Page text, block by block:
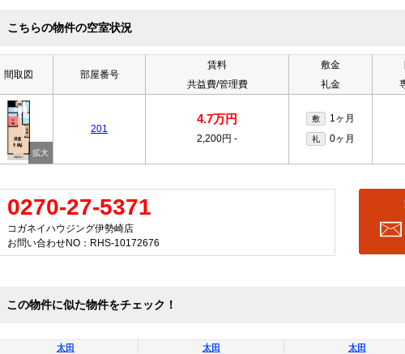
こちらの物件の空室状況
間取図 部屋番号
賃料
共益費/管理費
敷金
礼金
201
4.7万円
2,200円 -
敷 1ヶ月
礼 0ヶ月
0270-27-5371
コガネイハウジング伊勢崎店
お問い合わせNO：RHS-10172676
この物件に似た物件をチェック！
太田 太田 太田